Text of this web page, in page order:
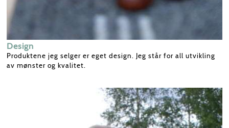
Design
Produktene jeg selger er eget design. Jeg står for all utvikling
av mønster og kvalitet.